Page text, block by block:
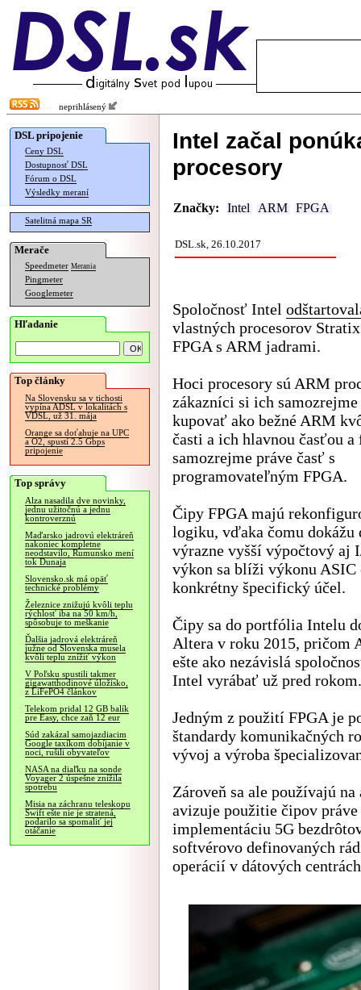
neprihlásený
DSL pripojenie
Ceny DSL
Dostupnosť DSL
Fórum o DSL
Výsledky meraní
Satelitná mapa SR
Merače
Speedmeter Merania
Pingmeter
Googlemeter
Hľadanie
Top články
Na Slovensku sa v tichosti
vypína ADSL v lokalitách s
VDSL, už 31. mája
Orange sa doťahuje na UPC
a O2, spustí 2.5 Gbps
pripojenie
Top správy
Alza nasadila dve novinky,
jednu užitočnú a jednu
kontroverznú
Maďarsko jadrovú elektráreň
nakoniec kompletne
neodstavilo, Rumunsko mení
tok Dunaja
Slovensko.sk má opäť
technické problémy
Železnice znižujú kvôli teplu
rýchlosť iba na 50 km/h,
spôsobuje to meškanie
Ďalšia jadrová elektráreň
južne od Slovenska musela
kvôli teplu znížiť výkon
V Poľsku spustili takmer
gigawatthodinové úložisko,
z LiFePO4 článkov
Telekom pridal 12 GB balík
pre Easy, chce zaň 12 eur
Súd zakázal samojazdiacim
Google taxíkom dobíjanie v
noci, rušili obyvateľov
NASA na diaľku na sonde
Voyager 2 úspešne znížila
spotrebu
Misia na záchranu teleskopu
Swift ešte nie je stratená,
podarilo sa spomaliť jej
otáčanie
Intel začal
procesory
Značky: Intel ARM FPGA
DSL.sk, 26.10.2017
Spoločnosť Intel
vlastných procesorov
FPGA s ARM jadrami.
Hoci procesory sú ARM
zákazníci si ich samozrejme
kupovať ako bežné ARM
časti a ich hlavnou časťou
samozrejme práve časť s
programovateľným FPGA.
Čipy FPGA majú
logiku, vďaka čomu
výrazne vyšší výpočtový aj
výkon sa blíži výkonu ASIC
konkrétny špecifický účel.
Čipy sa do portfólia Intelu
Altera v roku 2015, pričom
ešte ako nezávislá
Intel vyrábať už pred rokom.
Jedným z použití FPGA je
štandardy komunikačných
vývoj a výroba
Zároveň sa ale používajú
avizuje použitie čipov práve
implementáciu 5G
softvérovo definovaných
operácií v dátových